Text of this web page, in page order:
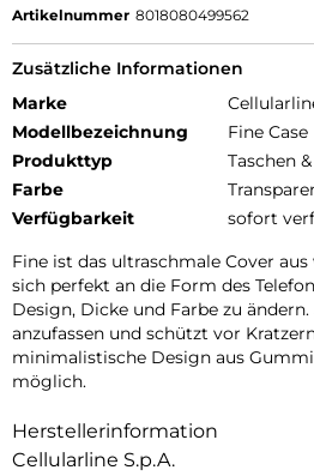
Artikelnummer 8018080499562
Zusätzliche Informationen
Marke
Modellbezeichnung
Fine Case
Produkttyp
Taschen
Farbe
Verfügbarkeit
sofort
Fine ist das ultraschmale Cover
sich perfekt an die Form des
Design, Dicke und Farbe zu
anzufassen und schützt vor
minimalistische Design aus
möglich.
Herstellerinformation
Cellularline S.p.A.